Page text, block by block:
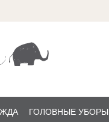
ГОЛОВНЫЕ УБОРЫ